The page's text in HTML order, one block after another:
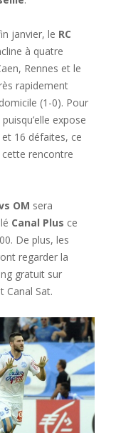
janvier, le RC
à quatre
Rennes et le
rapidement
(1-0). Pour
expose
16 défaites, ce
rencontre
OM sera
Canal Plus ce
De plus, les
regarder la
gratuit sur
Canal Sat.